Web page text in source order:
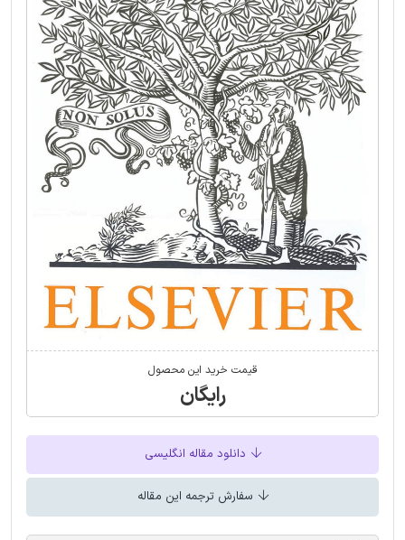
قیمت خرید این محصول
رایگان
دانلود مقاله انگلیسی
سفارش ترجمه این مقاله